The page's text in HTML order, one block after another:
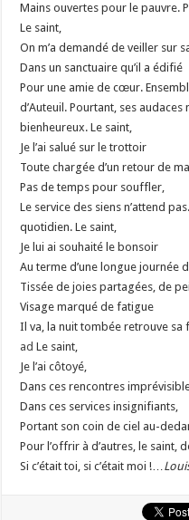
Mains ouvertes pour le pauvre.
Le saint,
On m’a demandé de veiller sur
Dans un sanctuaire qu’il a édifié
Pour une amie de cœur.
d’Auteuil. Pourtant, ses
bienheureux. Le saint,
Je l’ai salué sur le trottoir
Toute chargée d’un retour de
Pas de temps pour souffler,
Le service des siens n’attend
quotidien. Le saint,
Je lui ai souhaité le bonsoir
Au terme d’une longue journée
Tissée de joies partagées, de
Visage marqué de fatigue
Il va, la nuit tombée retrouve sa
ad Le saint,
Je l’ai côtoyé,
Dans ces rencontres
Dans ces services insignifiants,
Portant son coin de ciel au-
Pour l’offrir à d’autres, le saint,
Si c’était toi, si c’était moi !…